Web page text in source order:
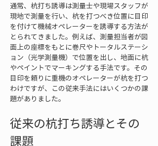
通常、杭打ち誘導は測量士や現場スタッフが
現地で測量を行い、杭を打つべき位置に目印
を付けて機械オペレーターを誘導する方法が
とられてきました。例えば、測量担当者が図
面上の座標をもとに巻尺やトータルステーシ
ョン（光学測量機）で位置を出し、地面に杭
やペイントでマーキングする手法です。その
目印を頼りに重機のオペレーターが杭を打つ
わけですが、この従来手法にはいくつかの課
題がありました。
従来の杭打ち誘導とその
課題